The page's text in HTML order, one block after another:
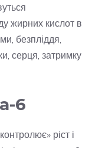
жирних кислот в
безпліддя,
серця, затримку
6
ріст і